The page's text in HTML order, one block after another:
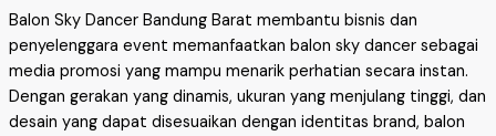
Balon Sky Dancer Bandung Barat membantu bisnis dan
penyelenggara event memanfaatkan balon sky dancer sebagai
media promosi yang mampu menarik perhatian secara instan.
Dengan gerakan yang dinamis, ukuran yang menjulang tinggi, dan
desain yang dapat disesuaikan dengan identitas brand, balon